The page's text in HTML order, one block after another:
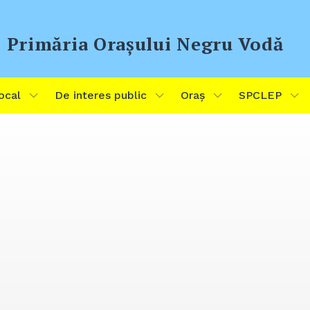
Primăria Oraşului Negru Vodă
De interes public Oraș SPCLEP